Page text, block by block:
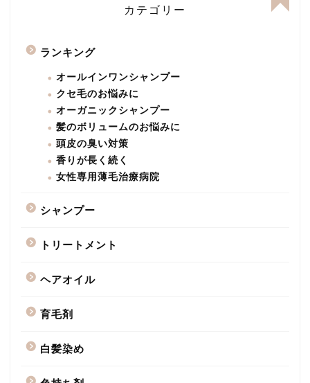
カテゴリー
ランキング
オールインワンシャンプー
クセ毛のお悩みに
オーガニックシャンプー
髪のボリュームのお悩みに
頭皮の臭い対策
香りが長く続く
女性専用薄毛治療病院
シャンプー
トリートメント
ヘアオイル
育毛剤
白髪染め